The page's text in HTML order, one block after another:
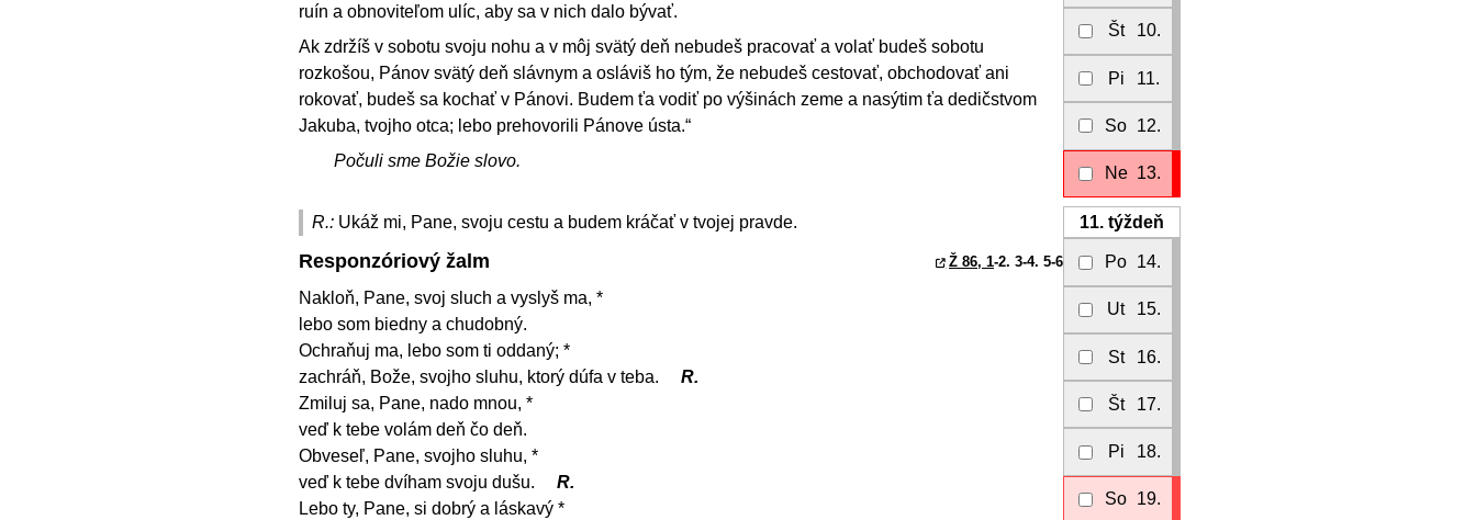
ruín a obnoviteľom ulíc, aby sa v nich dalo bývať.
Ak zdržíš v sobotu svoju nohu a v môj svätý deň nebudeš pracovať a volať budeš sobotu
rozkošou, Pánov svätý deň slávnym a osláviš ho tým, že nebudeš cestovať, obchodovať ani
rokovať, budeš sa kochať v Pánovi. Budem ťa vodiť po výšinách zeme a nasýtim ťa dedičstvom
Jakuba, tvojho otca; lebo prehovorili Pánove ústa.“
Počuli sme Božie slovo.
R.: Ukáž mi, Pane, svoju cestu a budem kráčať v tvojej pravde.
Responzóriový žalm Ž 86, 1-2. 3-4. 5-6
Nakloň, Pane, svoj sluch a vyslyš ma, *
lebo som biedny a chudobný.
Ochraňuj ma, lebo som ti oddaný; *
zachráň, Bože, svojho sluhu, ktorý dúfa v teba.
R.
Zmiluj sa, Pane, nado mnou, *
veď k tebe volám deň čo deň.
Obveseľ, Pane, svojho sluhu, *
veď k tebe dvíham svoju dušu.
R.
Lebo ty, Pane, si dobrý a láskavý *
Št 10.
Pi 11.
So 12.
Ne 13.
11.týždeň
Po 14.
Ut 15.
St 16.
Št 17.
Pi 18.
So 19.